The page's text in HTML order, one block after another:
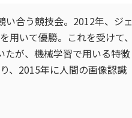
合う競技会。2012年、ジェ
いて優勝。これを受けて、
たが、機械学習で用いる特徴
、2015年に人間の画像認識